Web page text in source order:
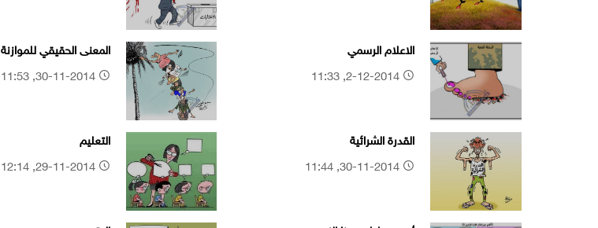
الاعلام الرسمي
المعنى الحقيقي للموازنة
30-11-2014, 11:53
القدرة الشرائية
التعليم
29-11-2014, 12:14